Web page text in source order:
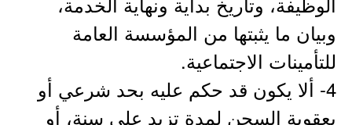
وبيان ما يثبتها من المؤسسة العامة
للتأمينات الاجتماعية.
4- ألا يكون قد حكم عليه بحد شرعي أو
بعقوبة السجن لمدة تزيد على سنة، أو